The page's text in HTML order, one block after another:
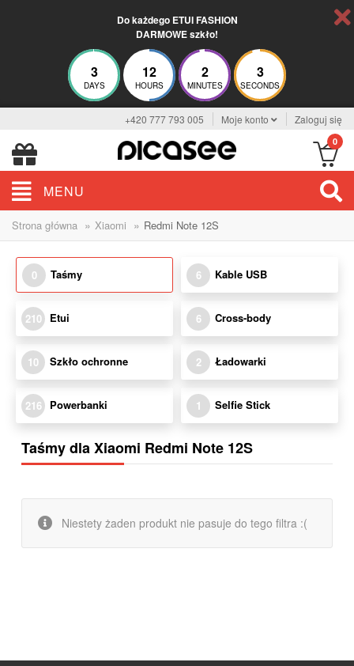
Do każdego ETUI FASHION
DARMOWE szkło!
3
DAYS
12
HOURS
2
MINUTES
3
SECONDS
+420 777 793 005 Moje konto Zaloguj się
0
MENU
Strona główna » Xiaomi » Redmi Note 12S
0 Taśmy 6 Kable USB
210 Etui 6 Cross-body
10 Szkło ochronne 2 Ładowarki
216 Powerbanki 1 Selfie Stick
Taśmy dla Xiaomi Redmi Note 12S
Niestety żaden produkt nie pasuje do tego filtra :(